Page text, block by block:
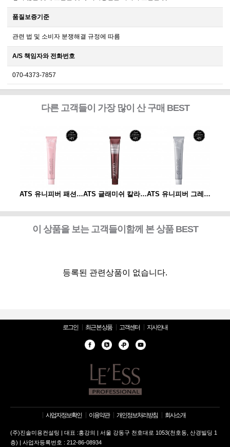
품질보증기준
관련 법 및 소비자 분쟁해결 규정에 따름
A/S 책임자와 전화번호
070-4373-7857
다른 고객들이 가장 많이 산 구매 BEST
ATS 유니피버 패션 컬러 80g ATS 글래미쉬 칼라 80g ATS 유니피버 그레이 컬러 80g
이 상품을 보는 고객들이함께 본 상품 BEST
등록된 관련상품이 없습니다.
로그인 최근 본 상품 고객센터 지사안내
사업자정보확인 이용약관 개인정보처리방침 회사소개
(주)진솔미용컨설팅 | 대표 :홍강의 | 서울 강동구 천호대로 1053(천호동, 산경빌딩 1
층) | 사업자등록번호 : 212-86-08934